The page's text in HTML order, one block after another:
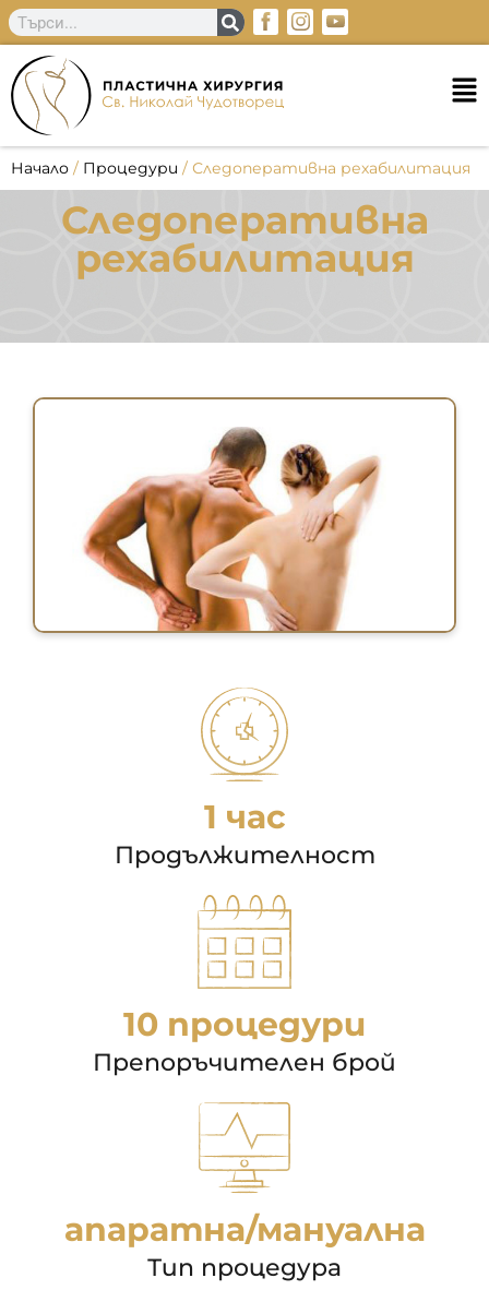
Начало / Процедури / Следоперативна рехабилитация
Следоперативна
рехабилитация
1 час
Продължителност
10 процедури
Препоръчителен брой
апаратна/мануална
Тип процедура